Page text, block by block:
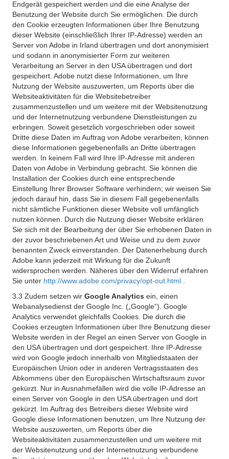
Endgerät gespeichert werden und die eine Analyse der
Benutzung der Website durch Sie ermöglichen. Die durch
den Cookie erzeugten Informationen über Ihre Benutzung
dieser Website (einschließlich Ihrer IP-Adresse) werden an
Server von Adobe in Irland übertragen und dort anonymisiert
und sodann in anonymisierter Form zur weiteren
Verarbeitung an Server in den USA übertragen und dort
gespeichert. Adobe nutzt diese Informationen, um Ihre
Nutzung der Website auszuwerten, um Reports über die
Websiteaktivitäten für die Websitebetreiber
zusammenzustellen und um weitere mit der Websitenutzung
und der Internetnutzung verbundene Dienstleistungen zu
erbringen. Soweit gesetzlich vorgeschrieben oder soweit
Dritte diese Daten im Auftrag von Adobe verarbeiten, können
diese Informationen gegebenenfalls an Dritte übertragen
werden. In keinem Fall wird Ihre IP-Adresse mit anderen
Daten von Adobe in Verbindung gebracht. Sie können die
Installation der Cookies durch eine entsprechende
Einstellung Ihrer Browser Software verhindern; wir weisen Sie
jedoch darauf hin, dass Sie in diesem Fall gegebenenfalls
nicht sämtliche Funktionen dieser Website voll umfänglich
nutzen können. Durch die Nutzung dieser Website erklären
Sie sich mit der Bearbeitung der über Sie erhobenen Daten in
der zuvor beschriebenen Art und Weise und zu dem zuvor
benannten Zweck einverstanden. Der Datenerhebung durch
Adobe kann jederzeit mit Wirkung für die Zukunft
widersprochen werden. Näheres über den Widerruf erfahren
Sie unter http://www.adobe.com/privacy/opt-out.html
3.3 Zudem setzen wir Google Analytics ein, einen
Webanalysedienst der Google Inc. („Google“). Google
Analytics verwendet gleichfalls Cookies. Die durch die
Cookies erzeugten Informationen über Ihre Benutzung dieser
Website werden in der Regel an einen Server von Google in
den USA übertragen und dort gespeichert. Ihre IP-Adresse
wird von Google jedoch innerhalb von Mitgliedstaaten der
Europäischen Union oder in anderen Vertragsstaaten des
Abkommens über den Europäischen Wirtschaftsraum zuvor
gekürzt. Nur in Ausnahmefällen wird die volle IP-Adresse an
einen Server von Google in den USA übertragen und dort
gekürzt. Im Auftrag des Betreibers dieser Website wird
Google diese Informationen benutzen, um Ihre Nutzung der
Website auszuwerten, um Reports über die
Websiteaktivitäten zusammenzustellen und um weitere mit
der Websitenutzung und der Internetnutzung verbundene